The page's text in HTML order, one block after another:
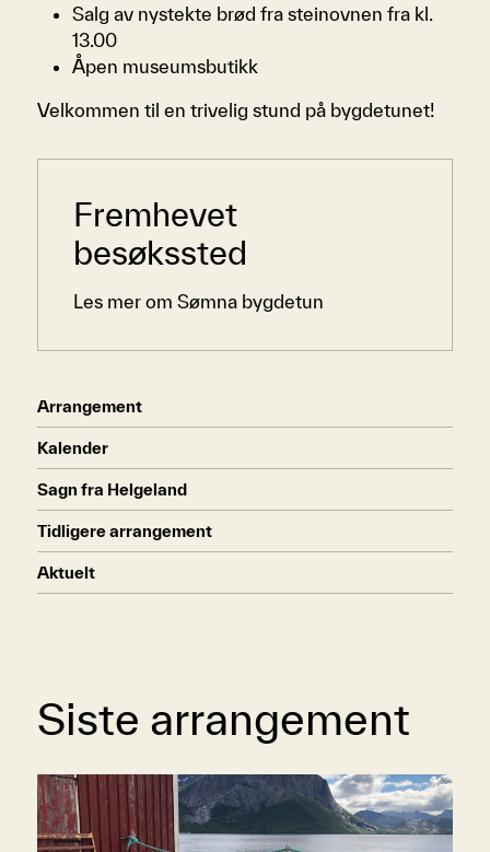
Arrangement
Kalender
Sagn fra Helgeland
Tidligere arrangement
Aktuelt
Sidemeny
Fremhevet
besøkssted
Les mer om Sømna bygdetun
Salg av nystekte brød fra steinovnen fra kl.
13.00
Åpen museumsbutikk
Velkommen til en trivelig stund på bygdetunet!
Siste arrangement